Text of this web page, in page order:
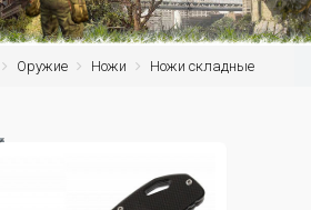
Оружие Ножи Ножи складные